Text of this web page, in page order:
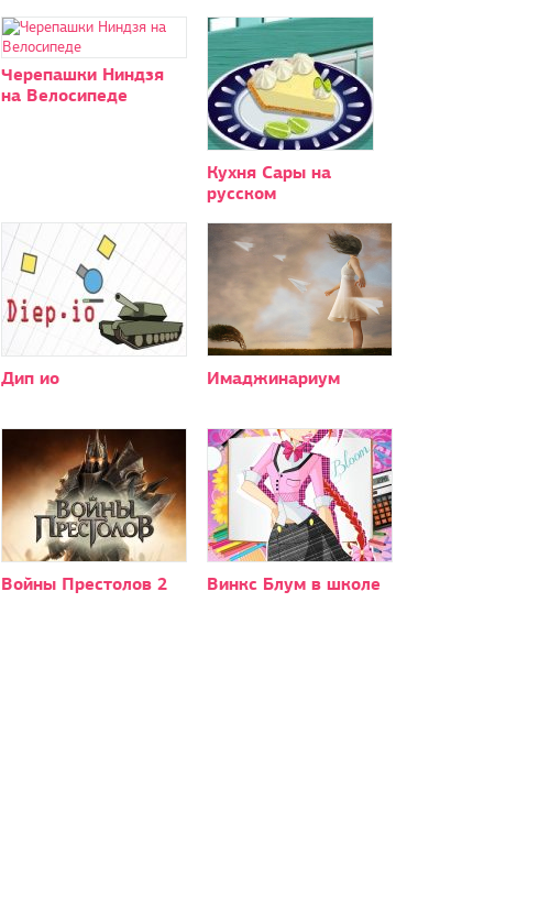
Черепашки Ниндзя
на Велосипеде
Кухня Сары на
русском
Дип ио Имаджинариум
Войны Престолов 2 Винкс Блум в школе